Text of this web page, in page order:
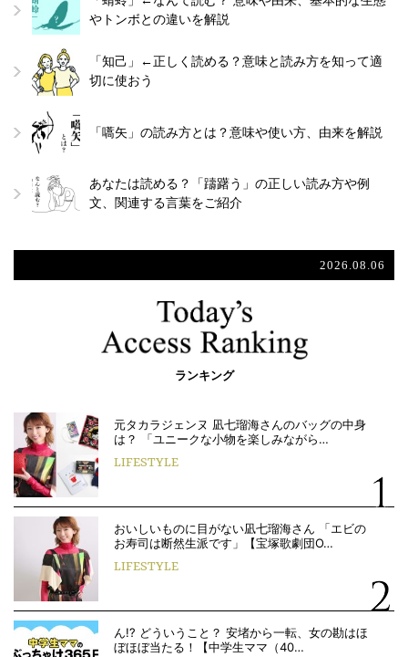
やトンボとの違いを解説
「知己」←正しく読める？意味と読み方を知って適
切に使おう
「嚆矢」の読み方とは？意味や使い方、由来を解説
あなたは読める？「躊躇う」の正しい読み方や例
文、関連する言葉をご紹介
2026.08.06
ランキング
元タカラジェンヌ 凪七瑠海さんのバッグの中身
は？ 「ユニークな小物を楽しみながら…
LIFESTYLE
おいしいものに目がない凪七瑠海さん 「エビの
お寿司は断然生派です」【宝塚歌劇団O…
LIFESTYLE
ん!? どういうこと？ 安堵から一転、女の勘はほ
ぼほぼ当たる！【中学生ママ（40…